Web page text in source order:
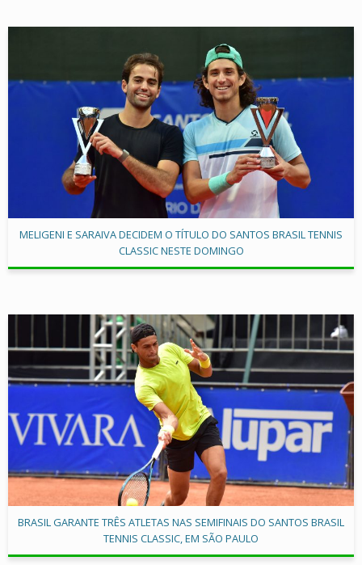
MELIGENI E SARAIVA DECIDEM O TÍTULO DO SANTOS BRASIL TENNIS
CLASSIC NESTE DOMINGO
BRASIL GARANTE TRÊS ATLETAS NAS SEMIFINAIS DO SANTOS BRASIL
TENNIS CLASSIC, EM SÃO PAULO